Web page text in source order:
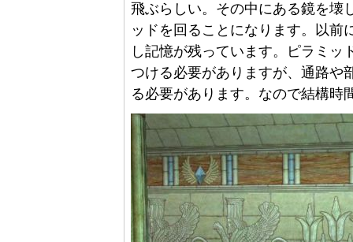
飛ぶらしい。その中にある鏡を壊
ッドを回ることになります。以前
し記憶が残っています。ピラミッ
つける必要がありますが、通路や
る必要があります。なので結構時